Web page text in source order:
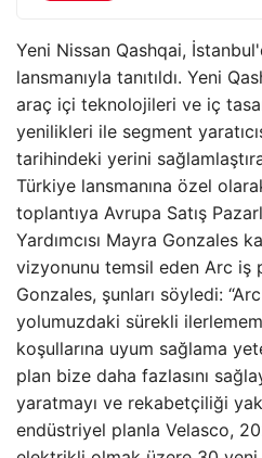
Yeni Nissan Qashqai,
lansmanıyla tanıtıldı. Yeni
araç içi teknolojileri ve iç
yenilikleri ile segment
tarihindeki yerini
Türkiye lansmanına özel
toplantıya Avrupa Satış
Yardımcısı Mayra Gonzales
vizyonunu temsil eden Arc iş
Gonzales, şunları söyledi:
yolumuzdaki sürekli
koşullarına uyum sağlama
plan bize daha fazlasını
yaratmayı ve rekabetçiliği
endüstriyel planla Velasco,